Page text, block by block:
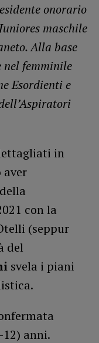
onorario
maschile
Alla base
nel femminile
Esordienti e
in
aver
con la
(seppur
del
svela i piani
anni.